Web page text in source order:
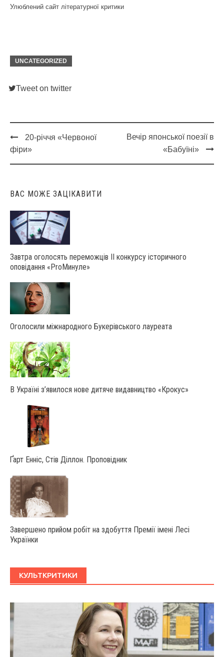
Улюблений сайт літературної критики
UNCATEGORIZED
Tweet on twitter
Post
navigation
20-річчя «Червоної
фіри»
Вечір японської поезії в
«Бабуїні»
ВАС МОЖЕ ЗАЦІКАВИТИ
Завтра оголосять переможців ІІ конкурсу історичного
оповідання «ProМинуле»
Оголосили міжнародного Букерівського лауреата
В Україні з’явилося нове дитяче видавництво «Крокус»
Ґарт Енніс, Стів Діллон. Проповідник
Завершено прийом робіт на здобуття Премії імені Лесі
Українки
КУЛЬТКРИТИКИ